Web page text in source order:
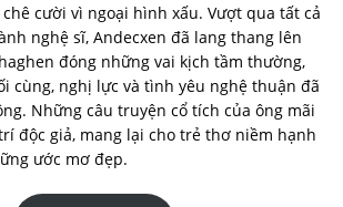
cười vì ngoại hình xấu. Vượt qua tất cả
nghệ sĩ, Andecxen đã lang thang lên
đóng những vai kịch tầm thường,
cùng, nghị lực và tình yêu nghệ thuận đã
Những câu truyện cổ tích của ông mãi
độc giả, mang lại cho trẻ thơ niềm hạnh
ước mơ đẹp.